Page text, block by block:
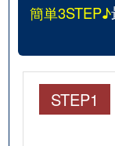
簡単3STEP♪
STEP1